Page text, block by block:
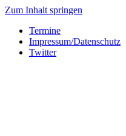
Zum Inhalt springen
Termine
Impressum/Datenschutz
Twitter